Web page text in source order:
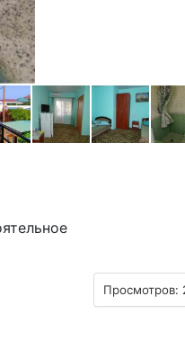
Просмотров: